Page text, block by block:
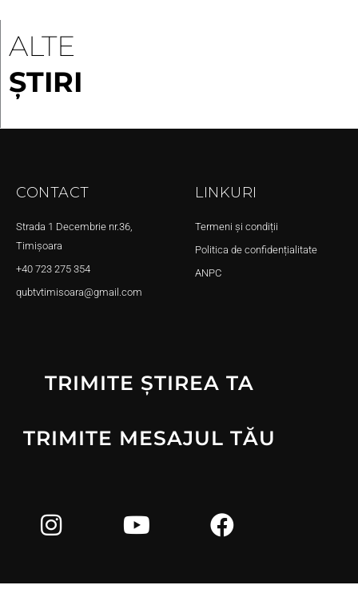
ALTE
ȘTIRI
CONTACT
Strada 1 Decembrie nr.36,
Timișoara
+40 723 275 354
qubtvtimisoara@gmail.com
LINKURI
Termeni și condiții
Politica de confidențialitate
ANPC
TRIMITE ȘTIREA TA
TRIMITE MESAJUL TĂU